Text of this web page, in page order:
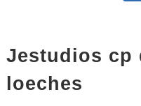
Jestudios cp
loeches